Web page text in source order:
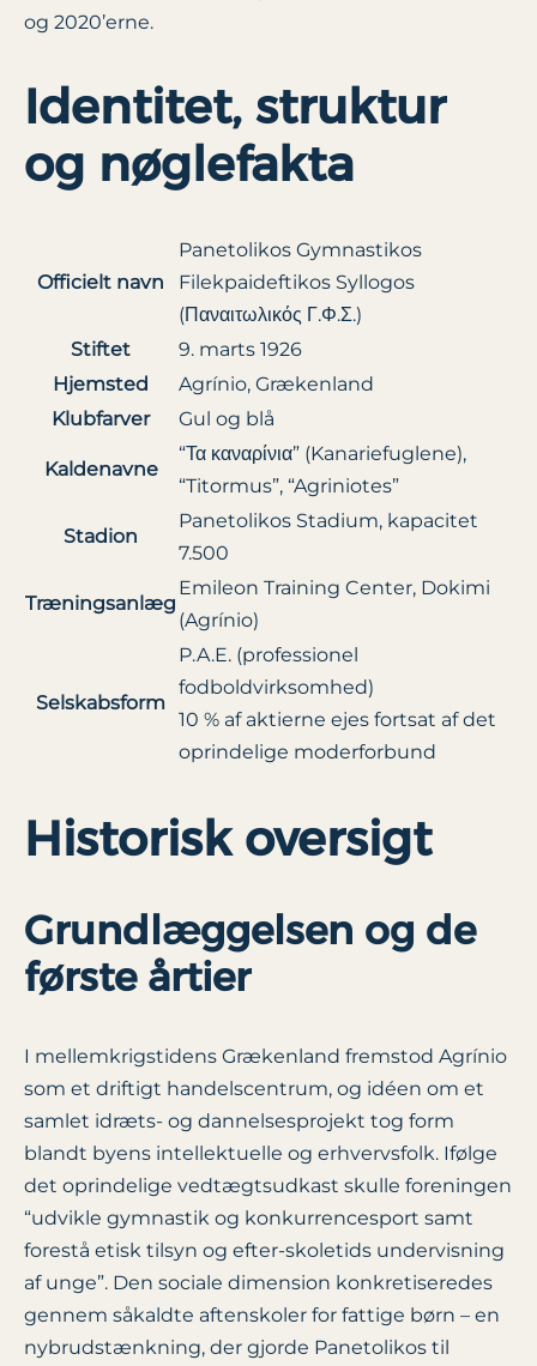
og 2020’erne.
Identitet, struktur
og nøglefakta
Officielt navn
Panetolikos Gymnastikos
Filekpaideftikos Syllogos
(Παναιτωλικός Γ.Φ.Σ.)
Stiftet
9. marts 1926
Hjemsted
Agrínio, Grækenland
Klubfarver
Gul og blå
Kaldenavne
“Τα καναρίνια” (Kanariefuglene),
“Titormus”, “Agriniotes”
Stadion
Panetolikos Stadium, kapacitet
7.500
Træningsanlæg
Emileon Training Center, Dokimi
(Agrínio)
Selskabsform
P.A.E. (professionel
fodboldvirksomhed)
10 % af aktierne ejes fortsat af det
oprindelige moderforbund
Historisk oversigt
Grundlæggelsen og de
første årtier
I mellemkrigstidens Grækenland fremstod Agrínio
som et driftigt handelscentrum, og idéen om et
samlet idræts- og dannelsesprojekt tog form
blandt byens intellektuelle og erhvervsfolk. Ifølge
det oprindelige vedtægtsudkast skulle foreningen
“udvikle gymnastik og konkurrencesport samt
forestå etisk tilsyn og efter-skoletids undervisning
af unge”. Den sociale dimension konkretiseredes
gennem såkaldte aftenskoler for fattige børn – en
nybrudstænkning, der gjorde Panetolikos til